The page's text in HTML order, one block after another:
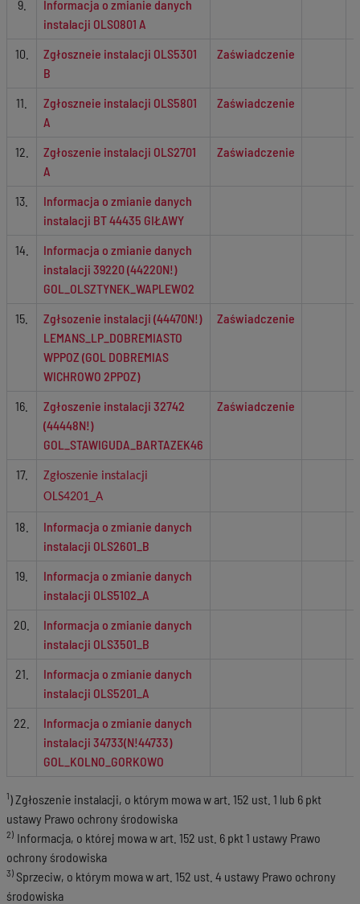
9.
Informacja o zmianie danych
instalacji OLS0801 A
10.
Zgłoszneie instalacji OLS5301
B
Zaświadczenie
11.
Zgłoszneie instalacji OLS5801
A
Zaświadczenie
12.
Zgłoszenie instalacji OLS2701
A
Zaświadczenie
13.
Informacja o zmianie danych
instalacji BT 44435 GIŁAWY
14.
Informacja o zmianie danych
instalacji 39220 (44220N!)
GOL_OLSZTYNEK_WAPLEWO2
15.
Zgłsozenie instalacji (44470N!)
LEMANS_LP_DOBREMIASTO
WPPOZ (GOL DOBREMIAS
WICHROWO 2PPOZ)
Zaświadczenie
16.
Zgłoszenie instalacji 32742
(44448N!)
GOL_STAWIGUDA_BARTAZEK46
Zaświadczenie
17.
Zgłoszenie instalacji
OLS4201_A
18.
Informacja o zmianie danych
instalacji OLS2601_B
19.
Informacja o zmianie danych
instalacji OLS5102_A
20.
Informacja o zmianie danych
instalacji OLS3501_B
21.
Informacja o zmianie danych
instalacji OLS5201_A
22.
Informacja o zmianie danych
instalacji 34733(N!44733)
GOL_KOLNO_GORKOWO
1) Zgłoszenie instalacji, o którym mowa w art. 152 ust. 1 lub 6 pkt
ustawy Prawo ochrony środowiska
2) Informacja, o której mowa w art. 152 ust. 6 pkt 1 ustawy Prawo
ochrony środowiska
3) Sprzeciw, o którym mowa w art. 152 ust. 4 ustawy Prawo ochrony
środowiska